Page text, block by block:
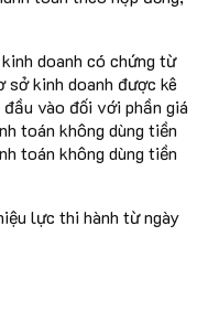
doanh có chứng từ
sở kinh doanh được kê
vào đối với phần giá
toán không dùng tiền
toán không dùng tiền
lực thi hành từ ngày